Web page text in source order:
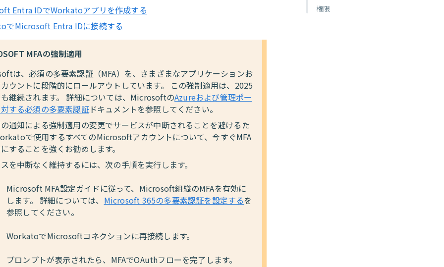
Entra IDでWorkatoアプリを作成する
でMicrosoft Entra IDに接続する
MFAの強制適用
は、必須の多要素認証（MFA）を、さまざまなアプリケーションお
ウントに段階的にロールアウトしています。 この強制適用は、2025
継続されます。 詳細については、MicrosoftのAzureおよび管理ポー
する必須の多要素認証ドキュメントを参照してください。
通知による強制適用の変更でサービスが中断されることを避けるた
で使用するすべてのMicrosoftアカウントについて、今すぐMFA
することを強くお勧めします。
を中断なく維持するには、次の手順を実行します。
Microsoft MFA設定ガイドに従って、Microsoft組織のMFAを有効に
します。 詳細については、 Microsoft 365の多要素認証を設定するを
参照してください。
WorkatoでMicrosoftコネクションに再接続します。
プロンプトが表示されたら、MFAでOAuthフローを完了します。
権限